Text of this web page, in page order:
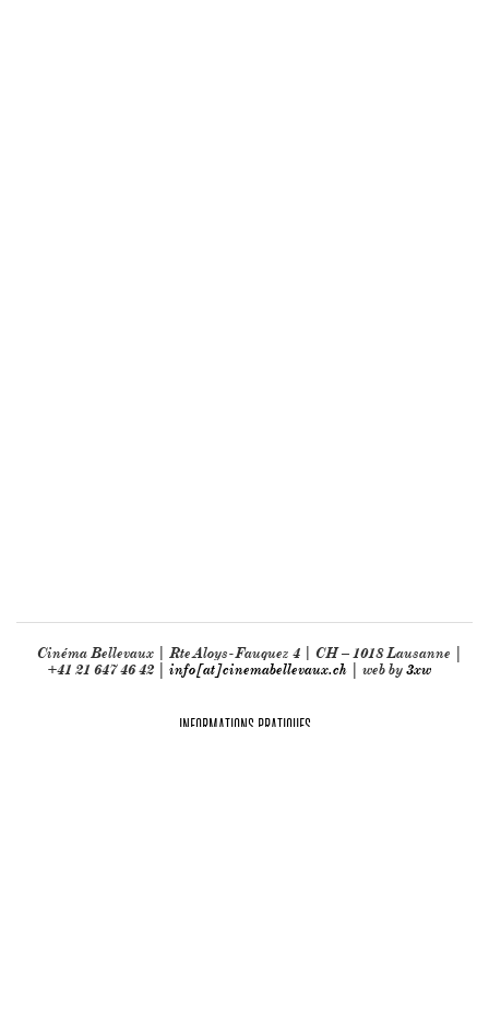
Cinéma Bellevaux | Rte Aloys-Fauquez 4 | CH – 1018 Lausanne |
+41 21 647 46 42 | info[at]cinemabellevaux.ch | web by3xw
INFORMATIONS PRATIQUES